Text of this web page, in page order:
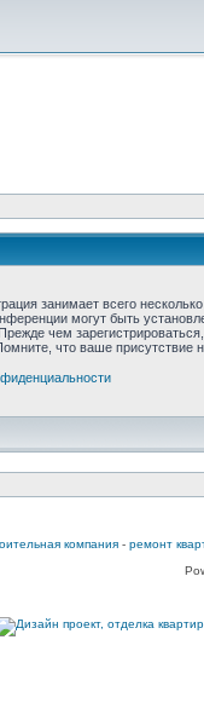
занимает всего
могут быть
чем
что ваше присутствие
компания - ремонт